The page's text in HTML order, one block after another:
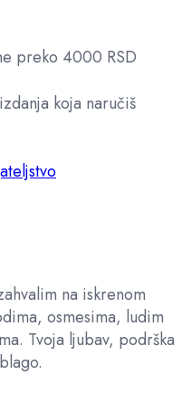
preko 4000 RSD
koja naručiš
na iskrenom
osmesima, ludim
Tvoja ljubav, podrška